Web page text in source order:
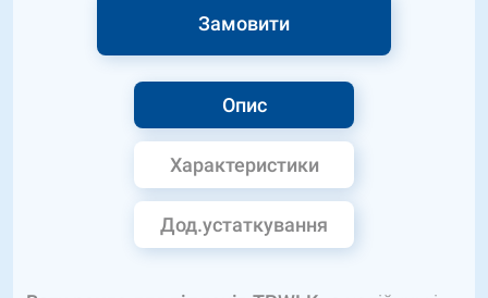
Опис
Характеристики
Дод.устаткування
Замовити